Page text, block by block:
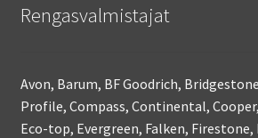
Rengasvalmistajat
Avon, Barum, BF Goodrich,
Profile, Compass, Continental,
Eco-top, Evergreen, Falken, Firestone,